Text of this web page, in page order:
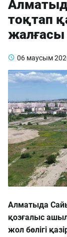
тоқтап
06 маусым
Алматыда
қозғалыс
жол бөлігі